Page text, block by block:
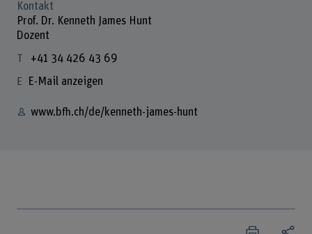
Kontakt
Prof. Dr. Kenneth James Hunt
Dozent
+41 34 426 43 69
E-Mail anzeigen
www.bfh.ch/de/kenneth-james-hunt